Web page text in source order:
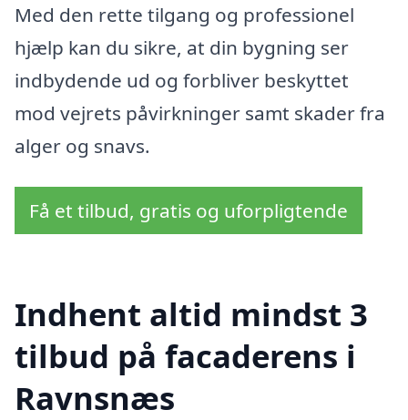
Med den rette tilgang og professionel
hjælp kan du sikre, at din bygning ser
indbydende ud og forbliver beskyttet
mod vejrets påvirkninger samt skader fra
alger og snavs.
Få et tilbud, gratis og uforpligtende
Indhent altid mindst 3
tilbud på facaderens i
Ravnsnæs